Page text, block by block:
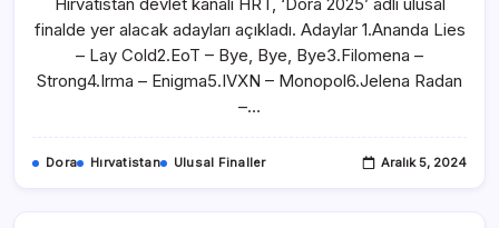
Hırvatistan devlet kanalı HRT, ‘Dora 2025’ adlı ulusal
finalde yer alacak adayları açıkladı. Adaylar 1.Ananda Lies
– Lay Cold2.EoT – Bye, Bye, Bye3.Filomena –
Strong4.Irma – Enigma5.IVXN – Monopol6.Jelena Radan
–…
Dora Hırvatistan Ulusal Finaller Aralık 5, 2024